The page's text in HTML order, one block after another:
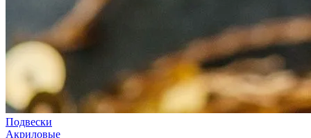
Подвески
Акриловые